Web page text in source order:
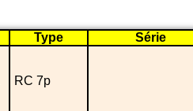
Type Série
RC 7p